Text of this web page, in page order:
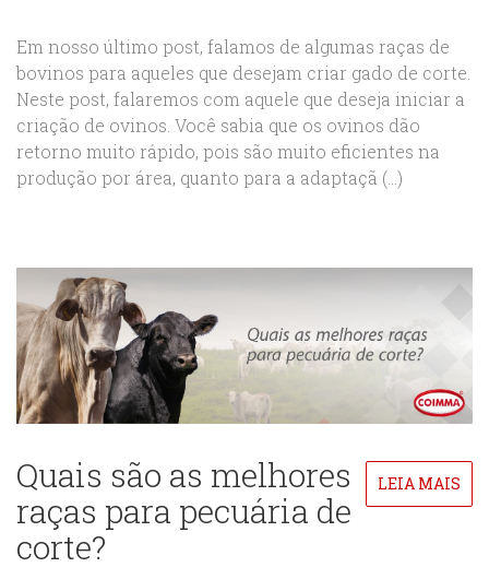
Em nosso último post, falamos de algumas raças de
bovinos para aqueles que desejam criar gado de corte.
Neste post, falaremos com aquele que deseja iniciar a
criação de ovinos. Você sabia que os ovinos dão
retorno muito rápido, pois são muito eficientes na
produção por área, quanto para a adaptaçã (...)
Quais são as melhores
raças para pecuária de
corte?
LEIA MAIS